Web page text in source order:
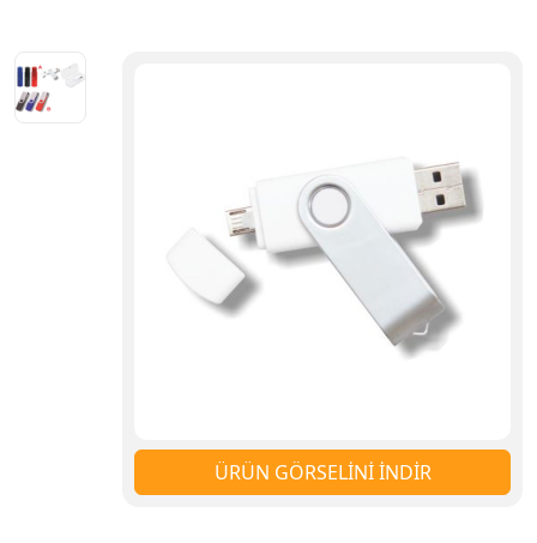
ÜRÜN GÖRSELİNİ İNDİR